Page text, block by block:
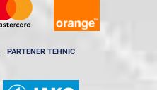
PARTENER TEHNIC